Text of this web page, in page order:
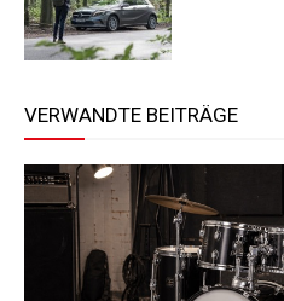
VERWANDTE BEITRÄGE